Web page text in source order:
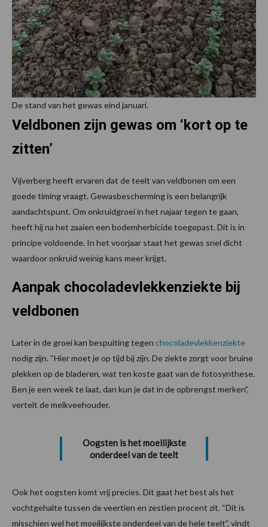
De stand van het gewas eind januari.
Veldbonen zijn gewas om ‘kort op te
zitten’
Vijverberg heeft ervaren dat de teelt van veldbonen om een
goede timing vraagt. Gewasbescherming is een belangrijk
aandachtspunt. Om onkruidgroei in het najaar tegen te gaan,
heeft hij na het zaaien een bodemherbicide toegepast. Dit is in
principe voldoende. In het voorjaar staat het gewas snel dicht
waardoor onkruid weinig kans meer krijgt.
Aanpak chocoladevlekkenziekte bij
veldbonen
Later in de groei kan bespuiting tegen chocoladevlekkenziekte
nodig zijn. “Hier moet je op tijd bij zijn. De ziekte zorgt voor bruine
plekken op de bladeren, wat ten koste gaat van de fotosynthese.
Ben je een week te laat, dan kun je dat in de opbrengst merken”,
vertelt de melkveehouder.
Oogsten is het moeilijkste
onderdeel van de teelt
Ook het oogsten komt vrij precies. Dit gaat het best als het
vochtgehalte tussen de veertien en zestien procent zit. “Dit is
misschien wel het moeilijkste onderdeel van de hele teelt”, vindt